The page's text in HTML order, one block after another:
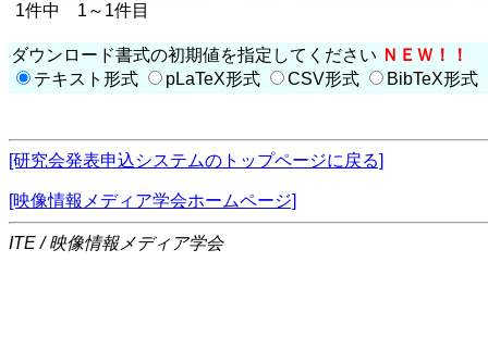
1件中 1～1件目
ダウンロード書式の初期値を指定してください ＮＥＷ！！
テキスト形式
pLaTeX形式 CSV形式 BibTeX形式
[研究会発表申込システムのトップページに戻る]
[映像情報メディア学会ホームページ]
ITE / 映像情報メディア学会